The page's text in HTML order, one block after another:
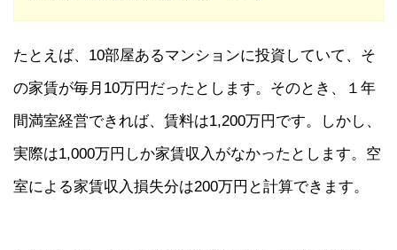
たとえば、10部屋あるマンションに投資していて、そ
の家賃が毎月10万円だったとします。そのとき、１年
間満室経営できれば、賃料は1,200万円です。しかし、
実際は1,000万円しか家賃収入がなかったとします。空
室による家賃収入損失分は200万円と計算できます。